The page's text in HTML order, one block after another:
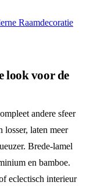
Raamdecoratie
look voor de
andere sfeer
losser, laten meer
Brede-lamel
en bamboe.
eclectisch interieur